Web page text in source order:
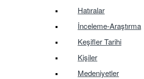
Hatıralar
İnceleme-Araştırma
Keşifler Tarihi
Kişiler
Medeniyetler